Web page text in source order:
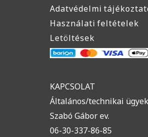
Adatvédelmi
Használati feltételek
Letöltések
KAPCSOLAT
Általános/technikai
Szabó Gábor ev.
06-30-337-86-85